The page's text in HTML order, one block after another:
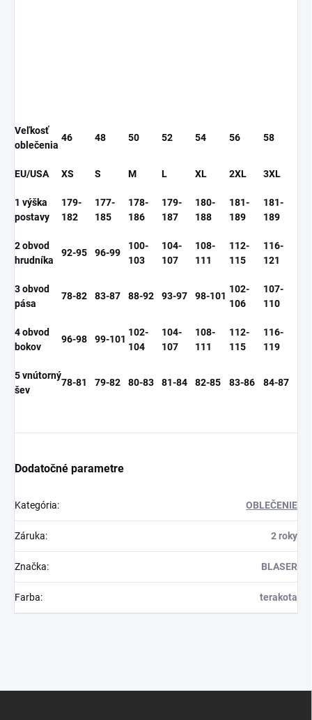
Veľkosť
oblečenia
46 48 50 52 54 56 58
EU/USA XS S M L XL 2XL 3XL
1 výška
postavy
179-
182
177-
185
178-
186
179-
187
180-
188
181-
189
181-
189
2 obvod
hrudníka
92-95 96-99
100-
103
104-
107
108-
111
112-
115
116-
121
3 obvod
pása
78-82 83-87 88-92 93-97 98-101
102-
106
107-
110
4 obvod
bokov
96-98 99-101
102-
104
104-
107
108-
111
112-
115
116-
119
5 vnútorný
šev
78-81 79-82 80-83 81-84 82-85 83-86 84-87
Dodatočné parametre
Kategória: OBLEČENIE
Záruka: 2 roky
Značka: BLASER
Farba: terakota